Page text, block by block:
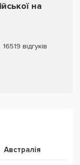
на
16519 відгуків
Австралія